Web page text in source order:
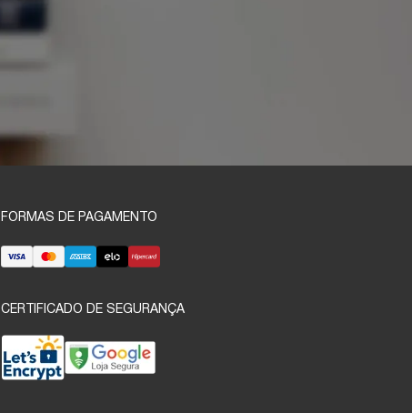
FORMAS DE PAGAMENTO
CERTIFICADO DE SEGURANÇA